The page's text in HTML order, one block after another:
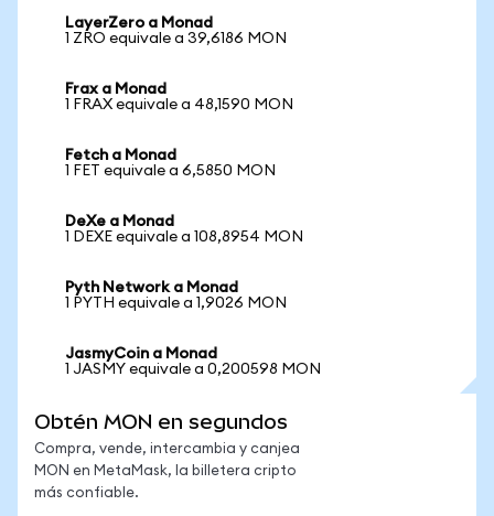
LayerZero a Monad
1 ZRO equivale a 39,6186 MON
Frax a Monad
1 FRAX equivale a 48,1590 MON
Fetch a Monad
1 FET equivale a 6,5850 MON
DeXe a Monad
1 DEXE equivale a 108,8954 MON
Pyth Network a Monad
1 PYTH equivale a 1,9026 MON
JasmyCoin a Monad
1 JASMY equivale a 0,200598 MON
Obtén MON en segundos
Compra, vende, intercambia y canjea
MON en MetaMask, la billetera cripto
más confiable.